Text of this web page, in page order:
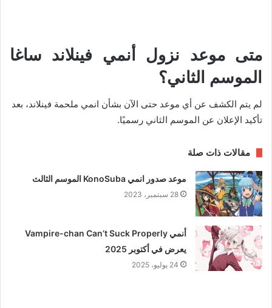
متى موعد نزول أنمي فينلاند ساغا
الموسم الثاني؟
لم يتم الكشف عن أي موعد حتى الآن بشأن انمي ملحمة فينلاند، بعد
تأكيد الإعلان عن الموسم الثاني رسميًا.
مقالات ذات صلة
موعد صدور انمي KonoSuba الموسم الثالث
28 سبتمبر، 2023
أنمي Vampire-chan Can’t Suck Properly
يعرض في أكتوبر 2025
24 يوليو، 2025